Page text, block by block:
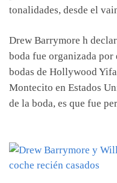
tonalidades, desde el
Drew Barrymore h
boda fue organizada
bodas de Hollywood
Montecito en Estados
de la boda, es que fue